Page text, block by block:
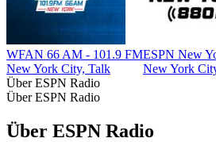
WFAN 66 AM - 101.9 FM
New York City, Talk
ESPN New
New York
Über ESPN Radio
Über ESPN Radio
Über ESPN Radio